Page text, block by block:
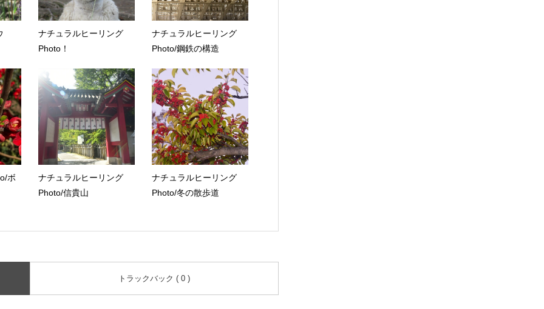
ナチュラルヒーリング
Photo！
ナチュラルヒーリング
Photo/鋼鉄の構造
ボ
ナチュラルヒーリング
Photo/信貴山
ナチュラルヒーリング
Photo/冬の散歩道
トラックバック ( 0 )